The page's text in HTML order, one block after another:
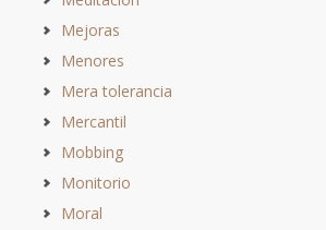
Mejoras
Menores
Mera tolerancia
Mercantil
Mobbing
Monitorio
Moral